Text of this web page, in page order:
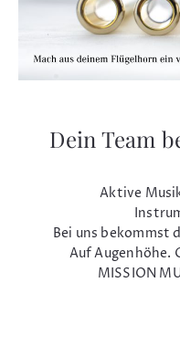
Dein Team
Aktive
Bei uns bekommst
Auf Augenhöhe.
MISSION